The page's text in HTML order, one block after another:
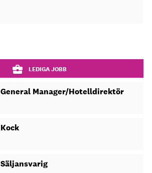
LEDIGA JOBB
General Manager/Hotelldirektör
Kock
Säljansvarig